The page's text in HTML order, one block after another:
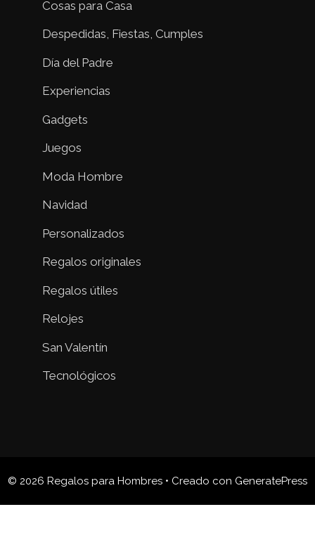
Cosas para Casa
Despedidas, Fiestas, Cumples
Día del Padre
Experiencias
Gadgets
Juegos
Moda Hombre
Navidad
Personalizados
Regalos originales
Regalos útiles
Relojes
San Valentín
Tecnológicos
© 2026 Regalos para Hombres • Creado con GeneratePress